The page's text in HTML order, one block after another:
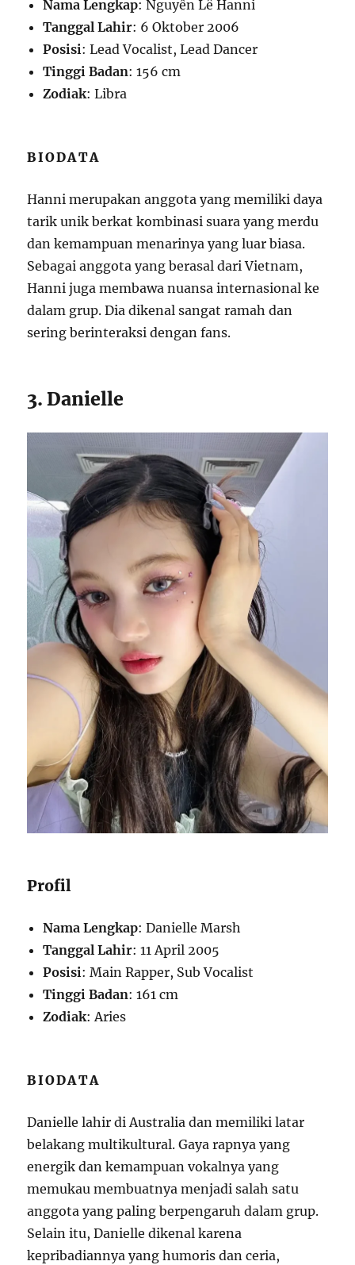
Nama Lengkap: Nguyễn Lê Hanni
Tanggal Lahir: 6 Oktober 2006
Posisi: Lead Vocalist, Lead Dancer
Tinggi Badan: 156 cm
Zodiak: Libra
BIODATA
Hanni merupakan anggota yang memiliki daya
tarik unik berkat kombinasi suara yang merdu
dan kemampuan menarinya yang luar biasa.
Sebagai anggota yang berasal dari Vietnam,
Hanni juga membawa nuansa internasional ke
dalam grup. Dia dikenal sangat ramah dan
sering berinteraksi dengan fans.
3. Danielle
Profil
Nama Lengkap: Danielle Marsh
Tanggal Lahir: 11 April 2005
Posisi: Main Rapper, Sub Vocalist
Tinggi Badan: 161 cm
Zodiak: Aries
BIODATA
Danielle lahir di Australia dan memiliki latar
belakang multikultural. Gaya rapnya yang
energik dan kemampuan vokalnya yang
memukau membuatnya menjadi salah satu
anggota yang paling berpengaruh dalam grup.
Selain itu, Danielle dikenal karena
kepribadiannya yang humoris dan ceria,